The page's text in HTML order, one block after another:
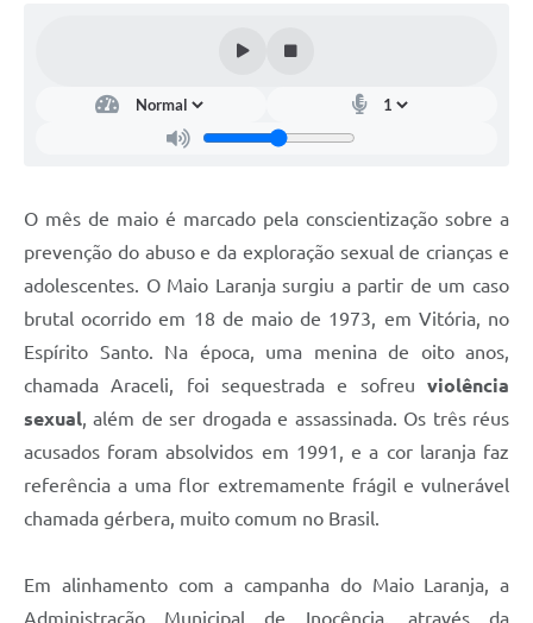
O mês de maio é marcado pela conscientização sobre a
prevenção do abuso e da exploração sexual de crianças e
adolescentes. O Maio Laranja surgiu a partir de um caso
brutal ocorrido em 18 de maio de 1973, em Vitória, no
Espírito Santo. Na época, uma menina de oito anos,
chamada Araceli, foi sequestrada e sofreu violência
sexual , além de ser drogada e assassinada. Os três réus
acusados foram absolvidos em 1991, e a cor laranja faz
referência a uma flor extremamente frágil e vulnerável
chamada gérbera, muito comum no Brasil.
Em alinhamento com a campanha do Maio Laranja, a
Administração Municipal de Inocência, através da